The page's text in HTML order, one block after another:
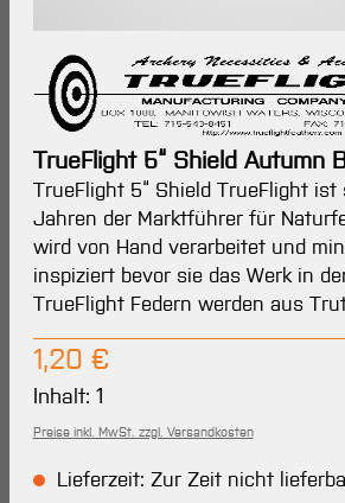
TrueFlight 5“ Shield Autumn
TrueFlight 5“ Shield TrueFlight
Jahren der Marktführer für
wird von Hand verarbeitet und
inspiziert bevor sie das Werk in
TrueFlight Federn werden aus
Regulärer Preis:
1,20 €
Inhalt: 1
Preise inkl. MwSt. zzgl. Versandkosten
Lieferzeit: Zur Zeit nicht